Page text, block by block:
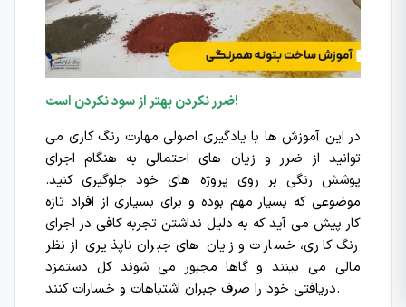
ضرر نکردن بهتر از سود نکردن است!
در این آموزش ها با یادگیری اصولی مهارت رنگ کاری می
توانید از ضرر و زیان های احتمالی به هنگام اجرای
پوشش رنگی بر روی پروژه های خود جلوگیری کنید.
موضوعی که بسیار مهم بوده و برای بسیاری از افراد تازه
کار پیش می آید که به دلیل نداشتن تجربه کافی در اجرای
رنگ کاری، خسارت و زیان های جبران ناپذیری از نظر
مالی می بینند و گاها مجبور می شوند کل دستمزد
دریافتی خود را صرف جبران اشتباهات و خسارات کنند.